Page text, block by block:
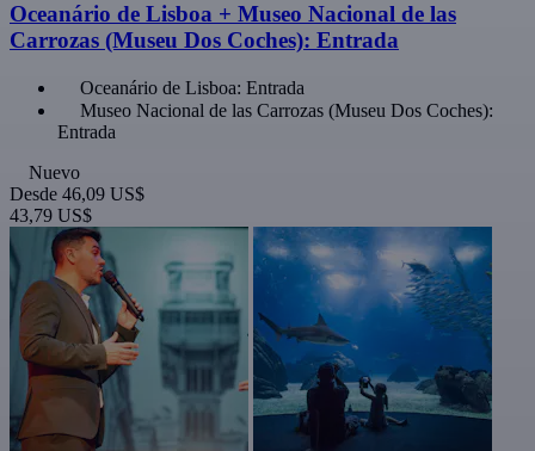
Oceanário de Lisboa + Museo Nacional de las
Carrozas (Museu Dos Coches): Entrada
Oceanário de Lisboa: Entrada
Museo Nacional de las Carrozas (Museu Dos Coches):
Entrada
Nuevo
Desde 46,09 US$
43,79 US$